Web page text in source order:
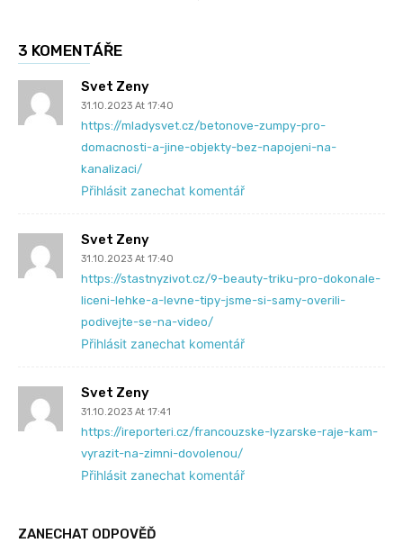
3 KOMENTÁŘE
Svet Zeny
31.10.2023 At 17:40
https://mladysvet.cz/betonove-zumpy-pro-
domacnosti-a-jine-objekty-bez-napojeni-na-
kanalizaci/
Přihlásit zanechat komentář
Svet Zeny
31.10.2023 At 17:40
https://stastnyzivot.cz/9-beauty-triku-pro-dokonale-
liceni-lehke-a-levne-tipy-jsme-si-samy-overili-
podivejte-se-na-video/
Přihlásit zanechat komentář
Svet Zeny
31.10.2023 At 17:41
https://ireporteri.cz/francouzske-lyzarske-raje-kam-
vyrazit-na-zimni-dovolenou/
Přihlásit zanechat komentář
ZANECHAT ODPOVĚĎ